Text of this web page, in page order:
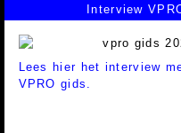
Interview
Lees hier het interview
VPRO gids.